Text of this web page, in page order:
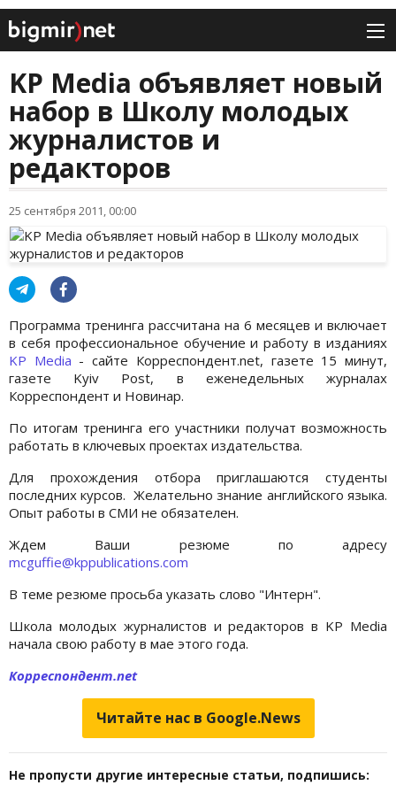
KP Mеdia объявляет новый
набор в Школу молодых
журналистов и
редакторов
25 сентября 2011, 00:00
Программа тренинга рассчитана на 6 месяцев и включает
в себя профессиональное обучение и работу в изданиях
KP Media - сайте Корреспондент.net, газете 15 минут,
газете Kyiv Post, в еженедельных журналах
Корреспондент и Новинар.
По итогам тренинга его участники получат возможность
работать в ключевых проектах издательства.
Для прохождения отбора приглашаются студенты
последних курсов. Желательно знание английского языка.
Опыт работы в СМИ не обязателен.
Ждем Ваши резюме по адресу
mcguffie@kppublications.com
В теме резюме просьба указать слово "Интерн".
Школа молодых журналистов и редакторов в KP Media
начала свою работу в мае этого года.
Корреспондент.net
Читайте нас в Google.News
Не пропусти другие интересные статьи, подпишись: